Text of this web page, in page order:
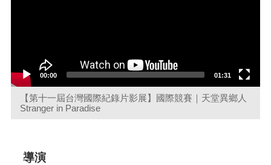
00:00 01:31
【第十一屆台灣國際紀錄片影展】國際競賽｜天堂異鄉人
Stranger in Paradise
導演